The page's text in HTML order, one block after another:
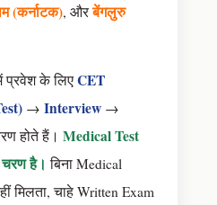
(कर्नाटक), औरबेंगलुरु
प्रवेश के लिए CET
→ Interview →
होते हैं। Medical Test
है। बिना Medical
मिलता, चाहे Written Exam